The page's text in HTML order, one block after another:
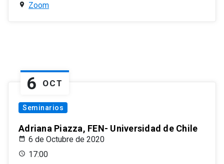
Zoom
6 OCT
Seminarios
Adriana Piazza, FEN- Universidad de Chile
6 de Octubre de 2020
17:00